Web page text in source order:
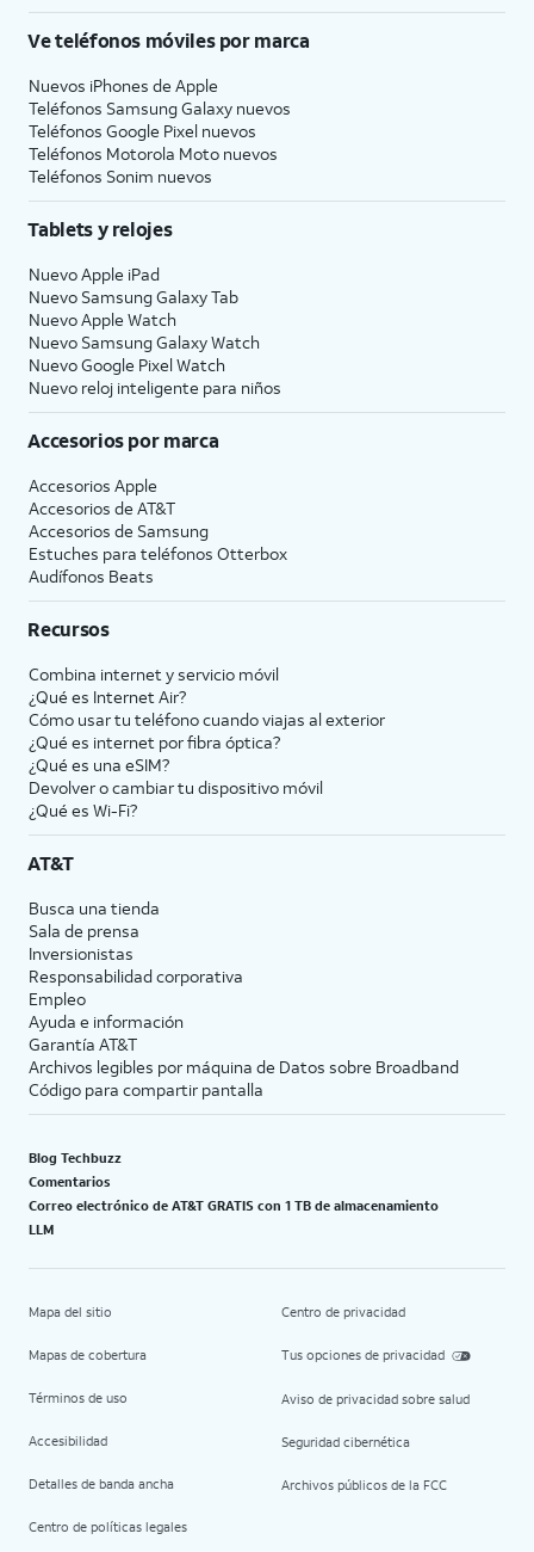
Ve teléfonos móviles por marca
Nuevos iPhones de Apple
Teléfonos Samsung Galaxy nuevos
Teléfonos Google Pixel nuevos
Teléfonos Motorola Moto nuevos
Teléfonos Sonim nuevos
Tablets y relojes
Nuevo Apple iPad
Nuevo Samsung Galaxy Tab
Nuevo Apple Watch
Nuevo Samsung Galaxy Watch
Nuevo Google Pixel Watch
Nuevo reloj inteligente para niños
Accesorios por marca
Accesorios Apple
Accesorios de AT&T
Accesorios de Samsung
Estuches para teléfonos Otterbox
Audífonos Beats
Recursos
Combina internet y servicio móvil
¿Qué es Internet Air?
Cómo usar tu teléfono cuando viajas al exterior
¿Qué es internet por fibra óptica?
¿Qué es una eSIM?
Devolver o cambiar tu dispositivo móvil
¿Qué es Wi-Fi?
AT&T
Busca una tienda
Sala de prensa
Inversionistas
Responsabilidad corporativa
Empleo
Ayuda e información
Garantía AT&T
Archivos legibles por máquina de Datos sobre Broadband
Código para compartir pantalla
Blog Techbuzz
Comentarios
Correo electrónico de AT&T GRATIS con 1 TB de almacenamiento
LLM
Mapa del sitio
Mapas de cobertura
Términos de uso
Accesibilidad
Detalles de banda ancha
Centro de políticas legales
Centro de privacidad
Tus opciones de privacidad
Aviso de privacidad sobre salud
Seguridad cibernética
Archivos públicos de la FCC